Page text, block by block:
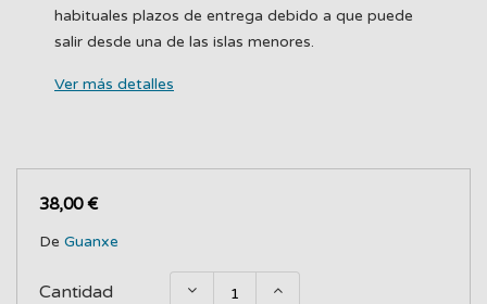
habituales plazos de entrega debido a que puede
salir desde una de las islas menores.
Ver más detalles
38,00 €
De Guanxe
Cantidad